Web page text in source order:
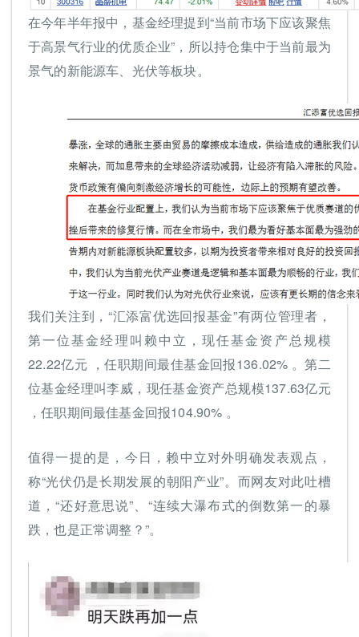
在今年半年报中，基金经理提到“当前市场下应该聚焦
于高景气行业的优质企业”，所以持仓集中于当前最为
景气的新能源车、光伏等板块。
我们关注到，“汇添富优选回报基金”有两位管理者，
第一位基金经理叫赖中立，现任基金资产总规模
22.22亿元 ，任职期间最佳基金回报136.02% 。第二
位基金经理叫李威，现任基金资产总规模137.63亿元
，任职期间最佳基金回报104.90% 。
值得一提的是，今日，赖中立对外明确发表观点，
称“光伏仍是长期发展的朝阳产业”。而网友对此吐槽
道，“还好意思说”、“连续大瀑布式的倒数第一的暴
跌，也是正常调整？”。